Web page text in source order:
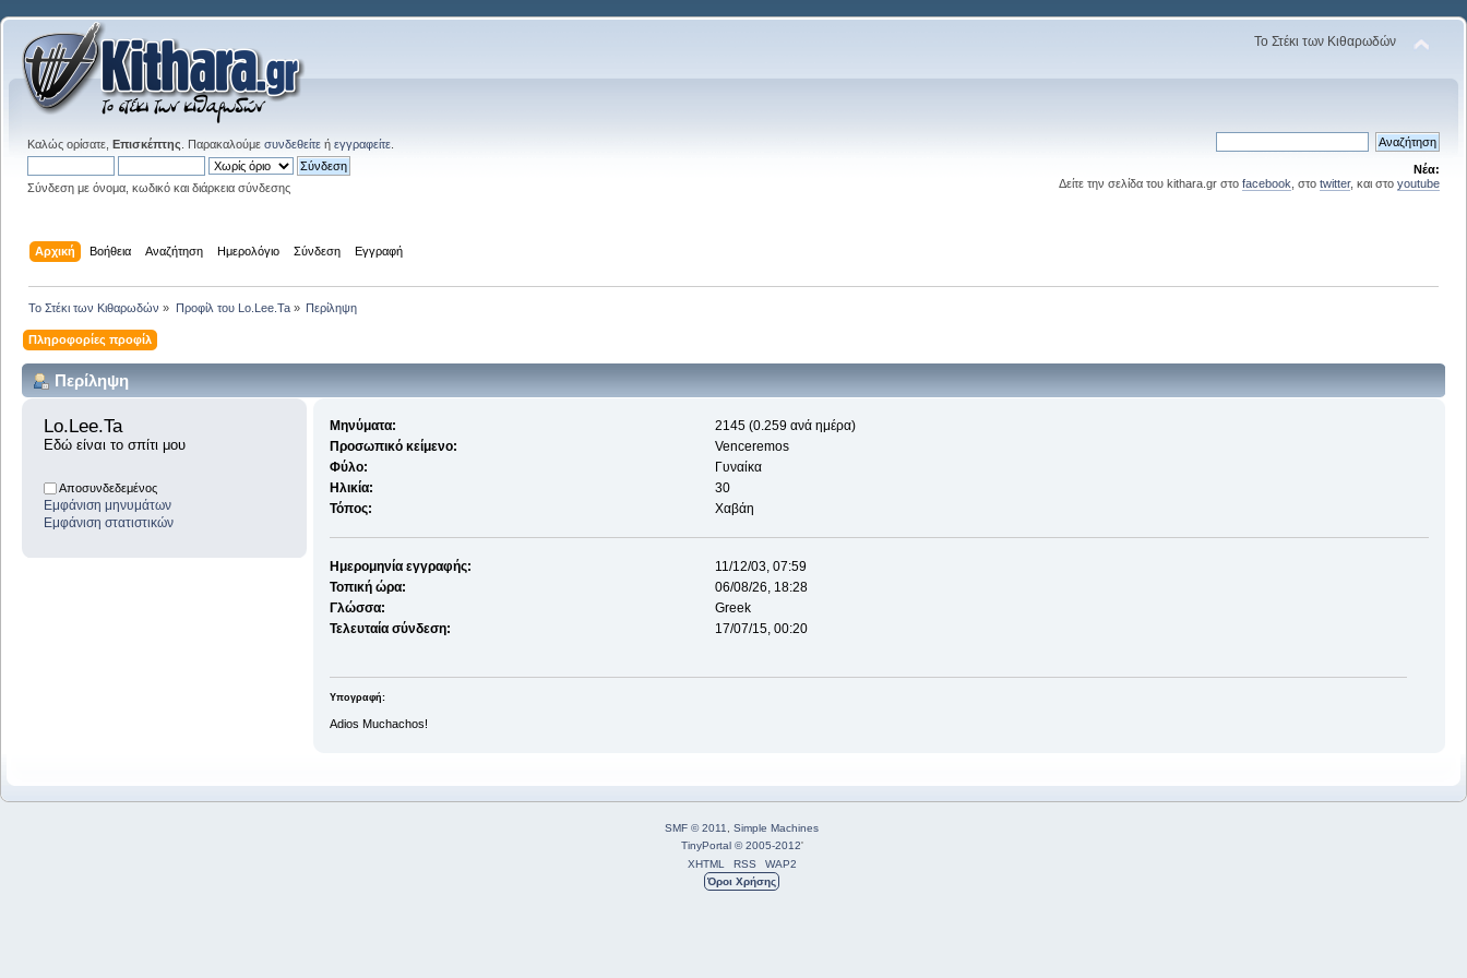
Το Στέκι των Κιθαρωδών
Καλώς ορίσατε, Επισκέπτης . Παρακαλούμε συνδεθείτε ή εγγραφείτε
Σύνδεση με όνομα, κωδικό και διάρκεια σύνδεσης
Νέα:
Δείτε την σελίδα του kithara.gr στο facebook , στο twitter, και στο youtube
Αρχική Βοήθεια Αναζήτηση Ημερολόγιο Σύνδεση Εγγραφή
Το Στέκι των Κιθαρωδών » Προφίλ του Lo.Lee.Ta» Περίληψη
Πληροφορίες προφίλ
Περίληψη
Lo.Lee.Ta
Εδώ είναι το σπίτι μου
Αποσυνδεδεμένος
Εμφάνιση μηνυμάτων
Εμφάνιση στατιστικών
Μηνύματα:
2145 (0.259 ανά ημέρα)
Προσωπικό κείμενο:
Venceremos
Φύλο:
Γυναίκα
Ηλικία:
30
Τόπος:
Χαβάη
Ημερομηνία εγγραφής:
11/12/03, 07:59
Τοπική ώρα:
06/08/26, 18:28
Γλώσσα:
Greek
Τελευταία σύνδεση:
17/07/15, 00:20
Υπογραφή:
Adios Muchachos!
SMF © 2011
Simple Machines
TinyPortal © 2005-2012'
XHTML
RSS
WAP2
Όροι Χρήσης